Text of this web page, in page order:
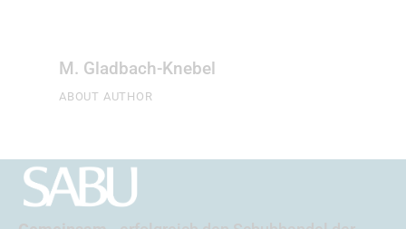
M. Gladbach-Knebel
ABOUT AUTHOR